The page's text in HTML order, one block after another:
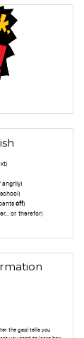
angrily)
school)
off)
or, therefor)
the gap) tells you